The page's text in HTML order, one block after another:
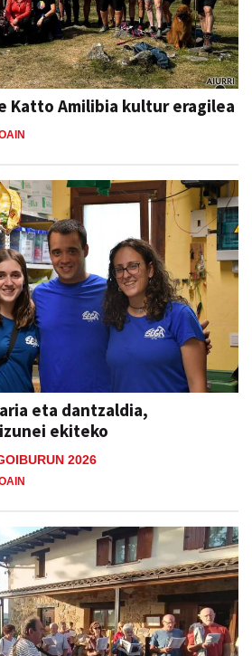
Katto Amilibia kultur eragilea
eta dantzaldia,
ekiteko
2026